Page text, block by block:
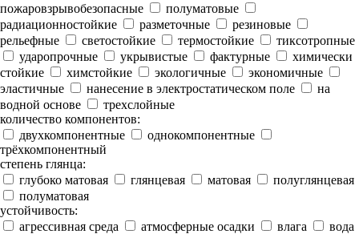
пожаровзрывобезопасные
полуматовые
радиационностойкие
разметочные
резиновые
рельефные
светостойкие термостойкие
тиксотропные
ударопрочные
укрывистые фактурные
химически
стойкие
химстойкие экологичные
экономичные
эластичные
нанесение в электростатическом поле
на
водной основе
трехслойные
количество компонентов:
двухкомпонентные
однокомпонентные
трёхкомпонентный
степень глянца:
глубоко матовая
глянцевая матовая
полуглянцевая
полуматовая
устойчивость:
агрессивная среда
атмосферные осадки влага
вода